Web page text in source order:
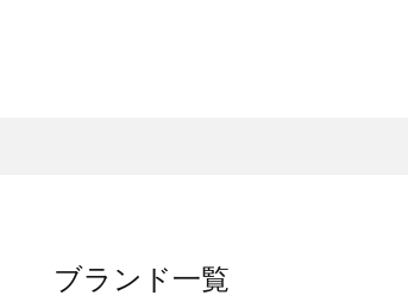
ブランド一覧